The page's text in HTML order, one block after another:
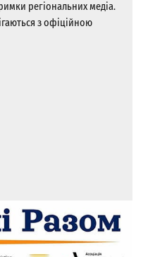
регіональних медіа.
з офіційною